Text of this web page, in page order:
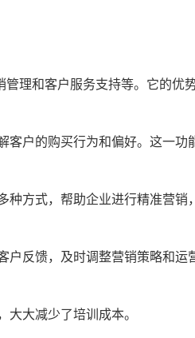
理和客户服务支持等。它的优
客户的购买行为和偏好。这一功
种方式，帮助企业进行精准营销
户反馈，及时调整营销策略和运
大减少了培训成本。